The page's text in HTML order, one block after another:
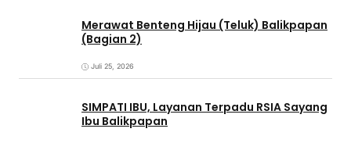
Merawat Benteng Hijau (Teluk) Balikpapan
(Bagian 2)
Juli 25, 2026
SIMPATI IBU, Layanan Terpadu RSIA Sayang
Ibu Balikpapan